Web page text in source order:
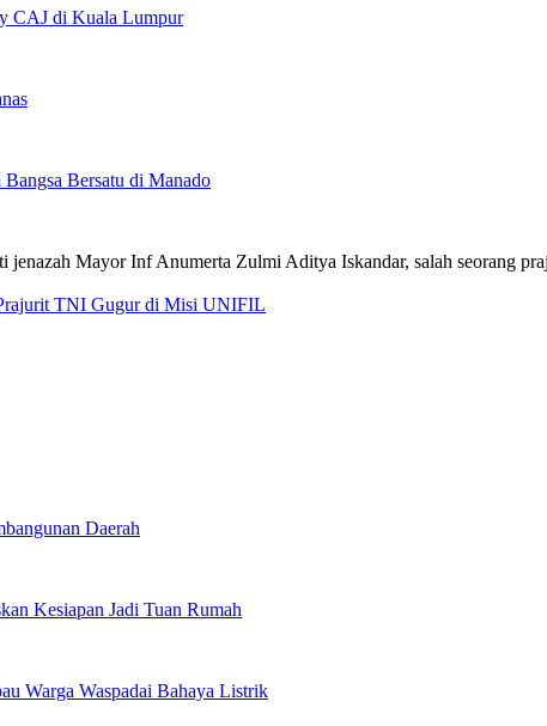
CAJ di Kuala Lumpur
Bersatu di Manado
TNI Gugur di Misi UNIFIL
Daerah
Kesiapan Jadi Tuan Rumah
Warga Waspadai Bahaya Listrik